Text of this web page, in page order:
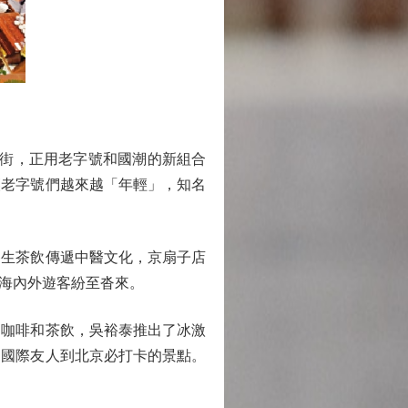
正用老字號和國潮的新組合
字號們越來越「年輕」，知名
茶飲傳遞中醫文化，京扇子店
內外遊客紛至沓來。
啡和茶飲，吳裕泰推出了冰激
際友人到北京必打卡的景點。